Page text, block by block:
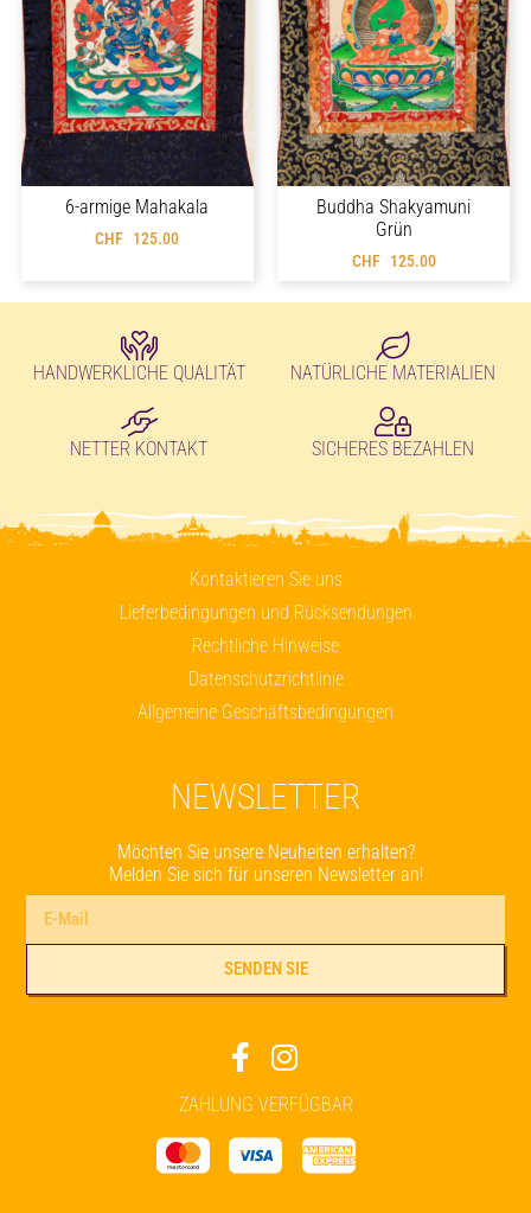
6-armige Mahakala
CHF 125.00
Buddha Shakyamuni
Grün
CHF 125.00
HANDWERKLICHE QUALITÄT NATÜRLICHE MATERIALIEN
NETTER KONTAKT SICHERES BEZAHLEN
Kontaktieren Sie uns
Lieferbedingungen und Rücksendungen
Rechtliche Hinweise
Datenschutzrichtlinie
Allgemeine Geschäftsbedingungen
NEWSLETTER
Möchten Sie unsere Neuheiten erhalten?
Melden Sie sich für unseren Newsletter an!
SENDEN SIE
ZAHLUNG VERFÜGBAR